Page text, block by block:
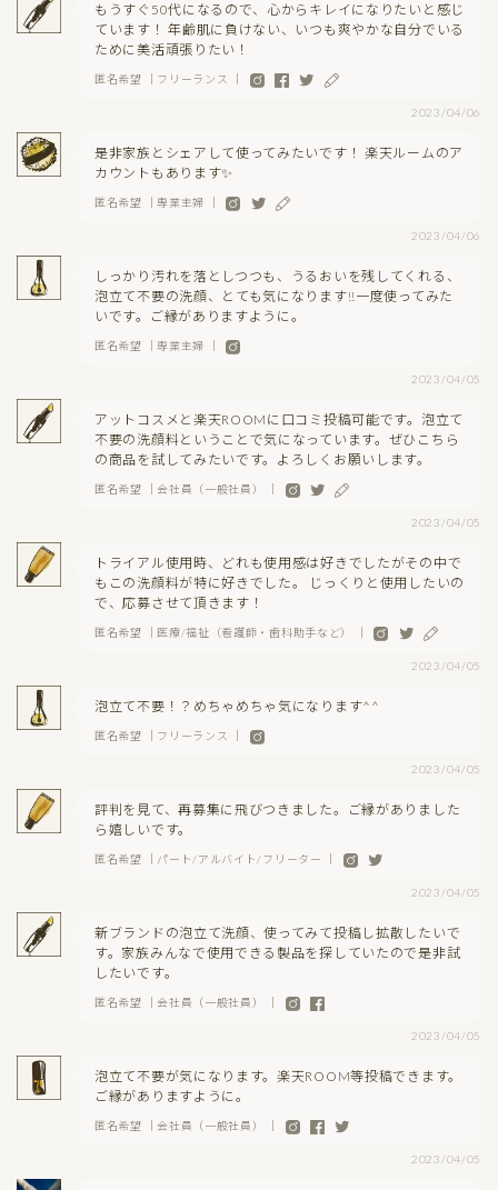
もうすぐ50代になるので、心からキレイになりたいと感じ
ています！ 年齢肌に負けない、いつも爽やかな自分でいる
ために美活頑張りたい！
匿名希望 ｜フリーランス ｜
2023/04/06
是非家族とシェアして使ってみたいです！ 楽天ルームのア
カウントもあります✨
匿名希望 ｜専業主婦 ｜
2023/04/06
しっかり汚れを落としつつも、うるおいを残してくれる、
泡立て不要の洗顔、とても気になります!!一度使ってみた
いです。ご縁がありますように。
匿名希望 ｜専業主婦 ｜
2023/04/05
アットコスメと楽天ROOMに口コミ投稿可能です。泡立て
不要の洗顔料ということで気になっています。ぜひこちら
の商品を試してみたいです。よろしくお願いします。
匿名希望 ｜会社員（一般社員） ｜
2023/04/05
トライアル使用時、どれも使用感は好きでしたがその中で
もこの洗顔料が特に好きでした。 じっくりと使用したいの
で、応募させて頂きます！
匿名希望 ｜医療/福祉（看護師・歯科助手など） ｜
2023/04/05
泡立て不要！？めちゃめちゃ気になります^^
匿名希望 ｜フリーランス ｜
2023/04/05
評判を見て、再募集に飛びつきました。ご縁がありました
ら嬉しいです。
匿名希望 ｜パート/アルバイト/フリーター ｜
2023/04/05
新ブランドの泡立て洗顔、使ってみて投稿し拡散したいで
す。家族みんなで使用できる製品を探していたので是非試
したいです。
匿名希望 ｜会社員（一般社員） ｜
2023/04/05
泡立て不要が気になります。楽天ROOM等投稿できます。
ご縁がありますように。
匿名希望 ｜会社員（一般社員） ｜
2023/04/05